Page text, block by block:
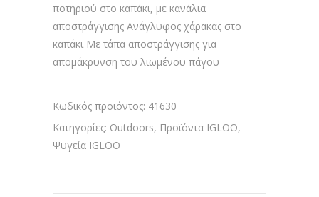
ποτηριού στο καπάκι, με κανάλια
αποστράγγισης Ανάγλυφος χάρακας στο
καπάκι Με τάπα αποστράγγισης για
απομάκρυνση του λιωμένου πάγου
Κωδικός προϊόντος: 41630
Κατηγορίες: Outdoors, Προϊόντα IGLOO,
Ψυγεία IGLOO